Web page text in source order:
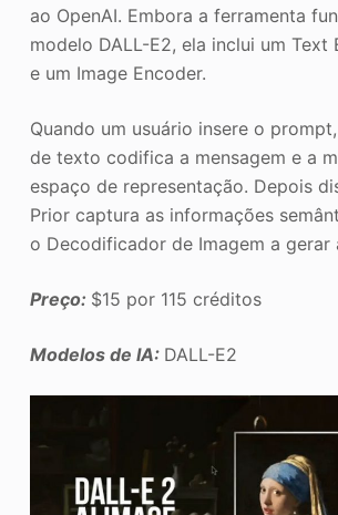
ao OpenAI. Embora a ferramenta
modelo DALL-E2, ela inclui um Text
e um Image Encoder.
Quando um usuário insere o
de texto codifica a mensagem e a
espaço de representação. Depois
Prior captura as informações
o Decodificador de Imagem a gerar
Preço: $15 por 115 créditos
Modelos de IA: DALL-E2